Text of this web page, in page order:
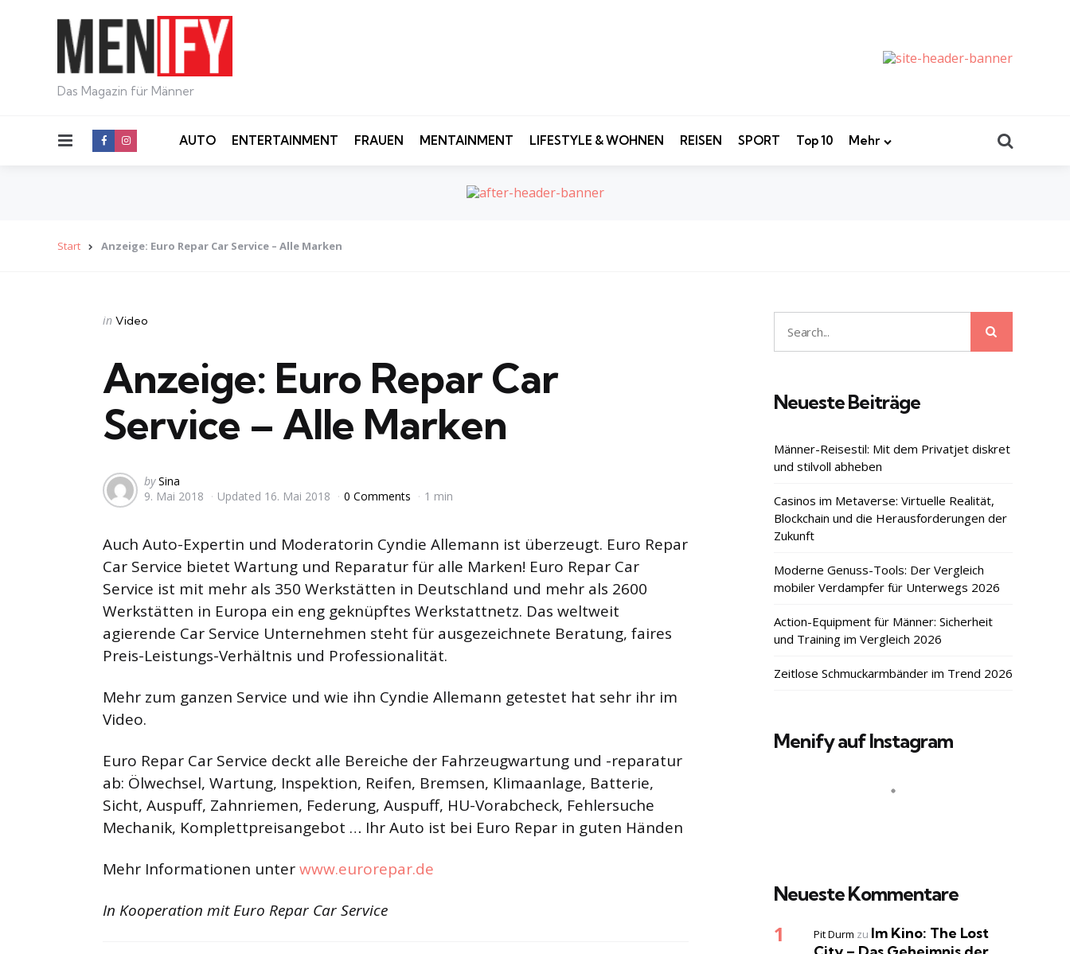
Das Magazin für Männer
Menu AUTO ENTERTAINMENT FRAUEN MENTAINMENT LIFESTYLE & WOHNEN REISEN SPORT Top 10 Mehr
Start Anzeige: Euro Repar Car Service – Alle Marken
Categories
Posted
in Video
Anzeige: Euro Repar Car
Service – Alle Marken
Posted
by
by Sina
9. Mai 2018
Updated 16. Mai 2018 0 Comments 1 min
Auch Auto-Expertin und Moderatorin Cyndie Allemann ist überzeugt. Euro Repar
Car Service bietet Wartung und Reparatur für alle Marken! Euro Repar Car
Service ist mit mehr als 350 Werkstätten in Deutschland und mehr als 2600
Werkstätten in Europa ein eng geknüpftes Werkstattnetz. Das weltweit
agierende Car Service Unternehmen steht für ausgezeichnete Beratung, faires
Preis-Leistungs-Verhältnis und Professionalität.
Mehr zum ganzen Service und wie ihn Cyndie Allemann getestet hat sehr ihr im
Video.
Euro Repar Car Service deckt alle Bereiche der Fahrzeugwartung und -reparatur
ab: Ölwechsel, Wartung, Inspektion, Reifen, Bremsen, Klimaanlage, Batterie,
Sicht, Auspuff, Zahnriemen, Federung, Auspuff, HU-Vorabcheck, Fehlersuche
Mechanik, Komplettpreisangebot … Ihr Auto ist bei Euro Repar in guten Händen
Mehr Informationen unterwww.eurorepar.de
In Kooperation mit Euro Repar Car Service
Search
for:
Neueste Beiträge
Männer-Reisestil: Mit dem Privatjet diskret
und stilvoll abheben
Casinos im Metaverse: Virtuelle Realität,
Blockchain und die Herausforderungen der
Zukunft
Moderne Genuss-Tools: Der Vergleich
mobiler Verdampfer für Unterwegs 2026
Action-Equipment für Männer: Sicherheit
und Training im Vergleich 2026
Zeitlose Schmuckarmbänder im Trend 2026
Menify auf Instagram
Neueste Kommentare
Pit Durm zu Im Kino: The Lost